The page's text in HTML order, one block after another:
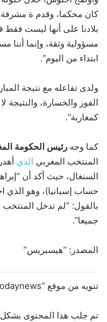
كان محكما، وقدم ة مشرفة
بلادنا على أنها ليست فقط
ابتداء من اليوم”.
ولدى تفاعله مع نتيجة
الفوز والخسارة، والنتيجة
كمغاربة”.
كما وجه رئيس الحكومة
المنتخب المغربي الذي
السنغال، حيث أكد أن
حساب إسبانيا)، وهو الذي
بالقول: “لم تدخل
جميعا”.
المصدر: “هيسبريس”
تنويه من موقع “uaetodaynews”:
تم جلب هذا المحتوى